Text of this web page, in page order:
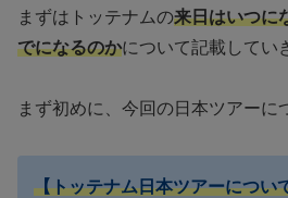
まずはトッテナムの来日はいつに
でになるのかについて記載してい
まず初めに、今回の日本ツアーに
【トッテナム日本ツアーについ